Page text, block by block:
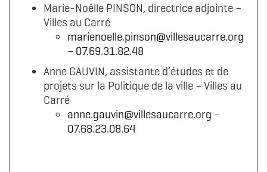
Marie-Noëlle PINSON, directrice adjointe –
Villes au Carré
marienoelle.pinson@villesaucarre.org
– 07.69.31.82.48
Anne GAUVIN, assistante d’études et de
projets sur la Politique de la ville – Villes au
Carré
anne.gauvin@villesaucarre.org –
07.68.23.08.64